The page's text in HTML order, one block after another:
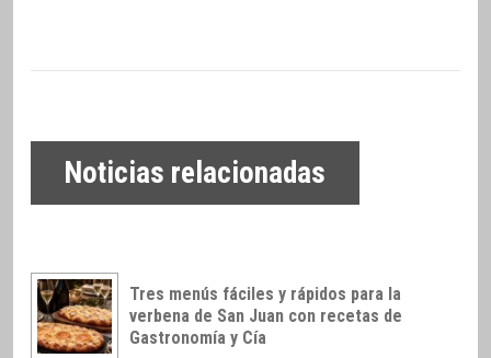
Noticias relacionadas
Tres menús fáciles y rápidos para la
verbena de San Juan con recetas de
Gastronomía y Cía